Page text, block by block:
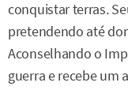
conquistar terras.
pretendendo até
Aconselhando o
guerra e recebe um